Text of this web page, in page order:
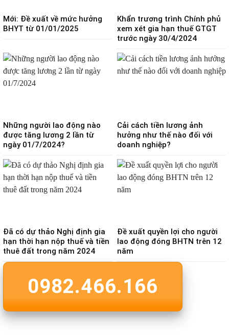
Mới: Đề xuất về mức hưởng
BHYT từ 01/01/2025
Khẩn trương trình Chính phủ
xem xét gia hạn thuế GTGT
trước ngày 30/4/2024
Những người lao động nào
được tăng lương 2 lần từ
ngày 01/7/2024?
Cải cách tiền lương ảnh
hưởng như thế nào đối với
doanh nghiệp?
Đã có dự thảo Nghị định gia
hạn thời hạn nộp thuế và tiền
thuê đất trong năm 2024
Đề xuất quyền lợi cho người
lao động đóng BHTN trên 12
năm
0982.466.166